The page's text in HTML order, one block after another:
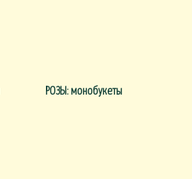
РОЗЫ: монобукеты